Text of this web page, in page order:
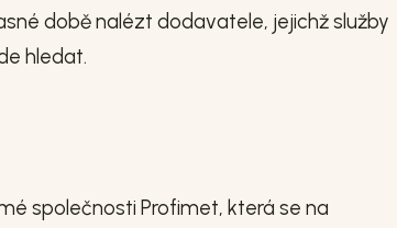
době nalézt dodavatele, jejichž služby
hledat.
společnosti Profimet, která se na